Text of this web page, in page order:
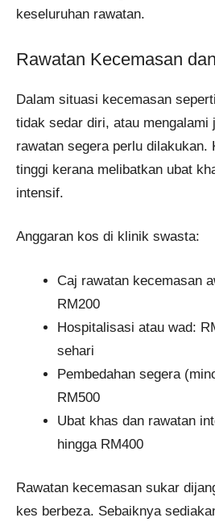
keseluruhan rawatan.
Rawatan Kecemasan
Dalam situasi kecemasan
tidak sedar diri, atau mengalami
rawatan segera perlu dilakukan.
tinggi kerana melibatkan ubat
intensif.
Anggaran kos di klinik swasta:
Caj rawatan kecemasan
RM200
Hospitalisasi atau wad:
sehari
Pembedahan segera
RM500
Ubat khas dan rawatan
hingga RM400
Rawatan kecemasan sukar
kes berbeza. Sebaiknya